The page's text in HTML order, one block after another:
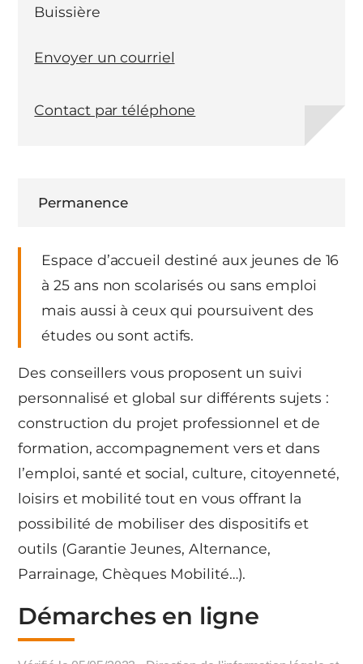
Espace d’accueil destiné aux jeunes de 16
à 25 ans non scolarisés ou sans emploi
mais aussi à ceux qui poursuivent des
études ou sont actifs.
Des conseillers vous proposent un suivi
personnalisé et global sur différents sujets :
construction du projet professionnel et de
formation, accompagnement vers et dans
l’emploi, santé et social, culture, citoyenneté,
loisirs et mobilité tout en vous offrant la
possibilité de mobiliser des dispositifs et
outils (Garantie Jeunes, Alternance,
Parrainage, Chèques Mobilité…).
Démarches en ligne
Buissière
Envoyer un courriel
Contact par téléphone
Permanence